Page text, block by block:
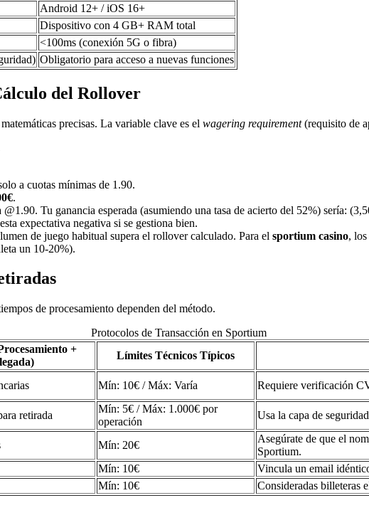
Android 12+ / iOS 16+
Dispositivo con 4 GB+ RAM total
<100ms (conexión 5G o fibra)
Obligatorio para acceso a nuevas funciones
del Rollover
precisas. La variable clave es el wagering requirement(requisito de
a cuotas mínimas de 1.90.
.
@1.90. Tu ganancia esperada (asumiendo una tasa de acierto del 52%) sería:
expectativa negativa si se gestiona bien.
de juego habitual supera el rollover calculado. Para el sportium casino,
un 10-20%).
de procesamiento dependen del método.
Protocolos de Transacción en Sportium
+
Límites Técnicos Típicos
Mín: 10€ / Máx: Varía Requiere verificación
retirada
Mín: 5€ / Máx: 1.000€ por
operación
Usa la capa de
Mín: 20€
Asegúrate de que el
Sportium.
Mín: 10€
Vincula un email
Mín: 10€ Consideradas billeteras